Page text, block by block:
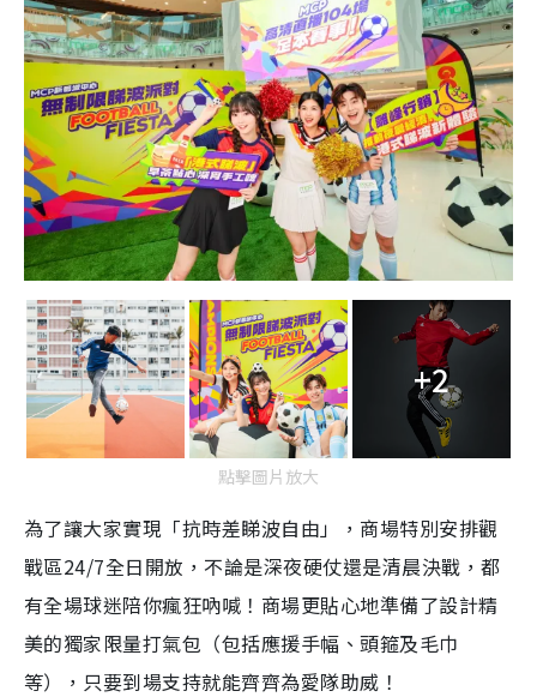
+2
點擊圖片放大
為了讓大家實現「抗時差睇波自由」，商場特別安排觀
戰區24/7全日開放，不論是深夜硬仗還是清晨決戰，都
有全場球迷陪你瘋狂吶喊！商場更貼心地準備了設計精
美的獨家限量打氣包（包括應援手幅、頭箍及毛巾
等），只要到場支持就能齊齊為愛隊助威！